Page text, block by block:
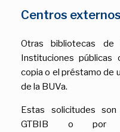
Centros
Otras bibliotecas
Instituciones públicas
copia o el préstamo de
de la BUVa.
Estas solicitudes
GTBIB o por